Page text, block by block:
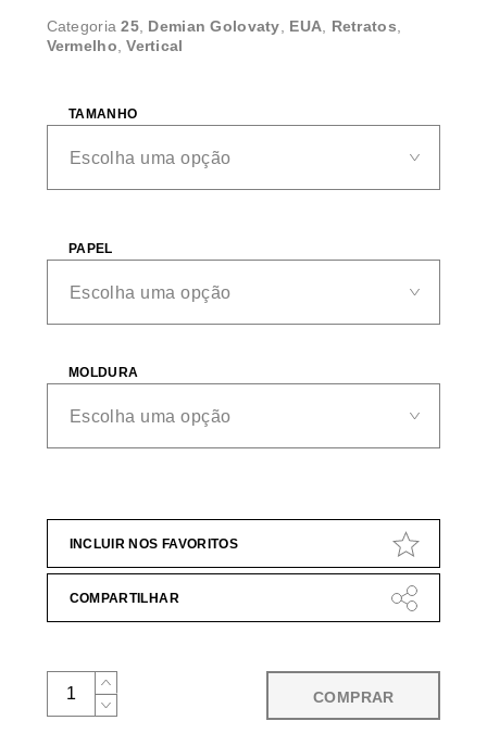
Categoria25, Demian Golovaty, EUA, Retratos,
Vermelho,Vertical
TAMANHO
PAPEL
MOLDURA
INCLUIR NOS FAVORITOS
COMPARTILHAR
COMPRAR